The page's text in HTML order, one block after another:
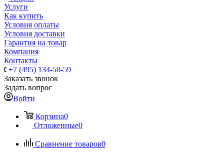
Услуги
Как купить
Условия оплаты
Условия доставки
Гарантия на товар
Компания
Контакты
+7 (495) 134-50-59
Заказать звонок
Задать вопрос
Войти
Корзина0
Отложенные0
Сравнение товаров0